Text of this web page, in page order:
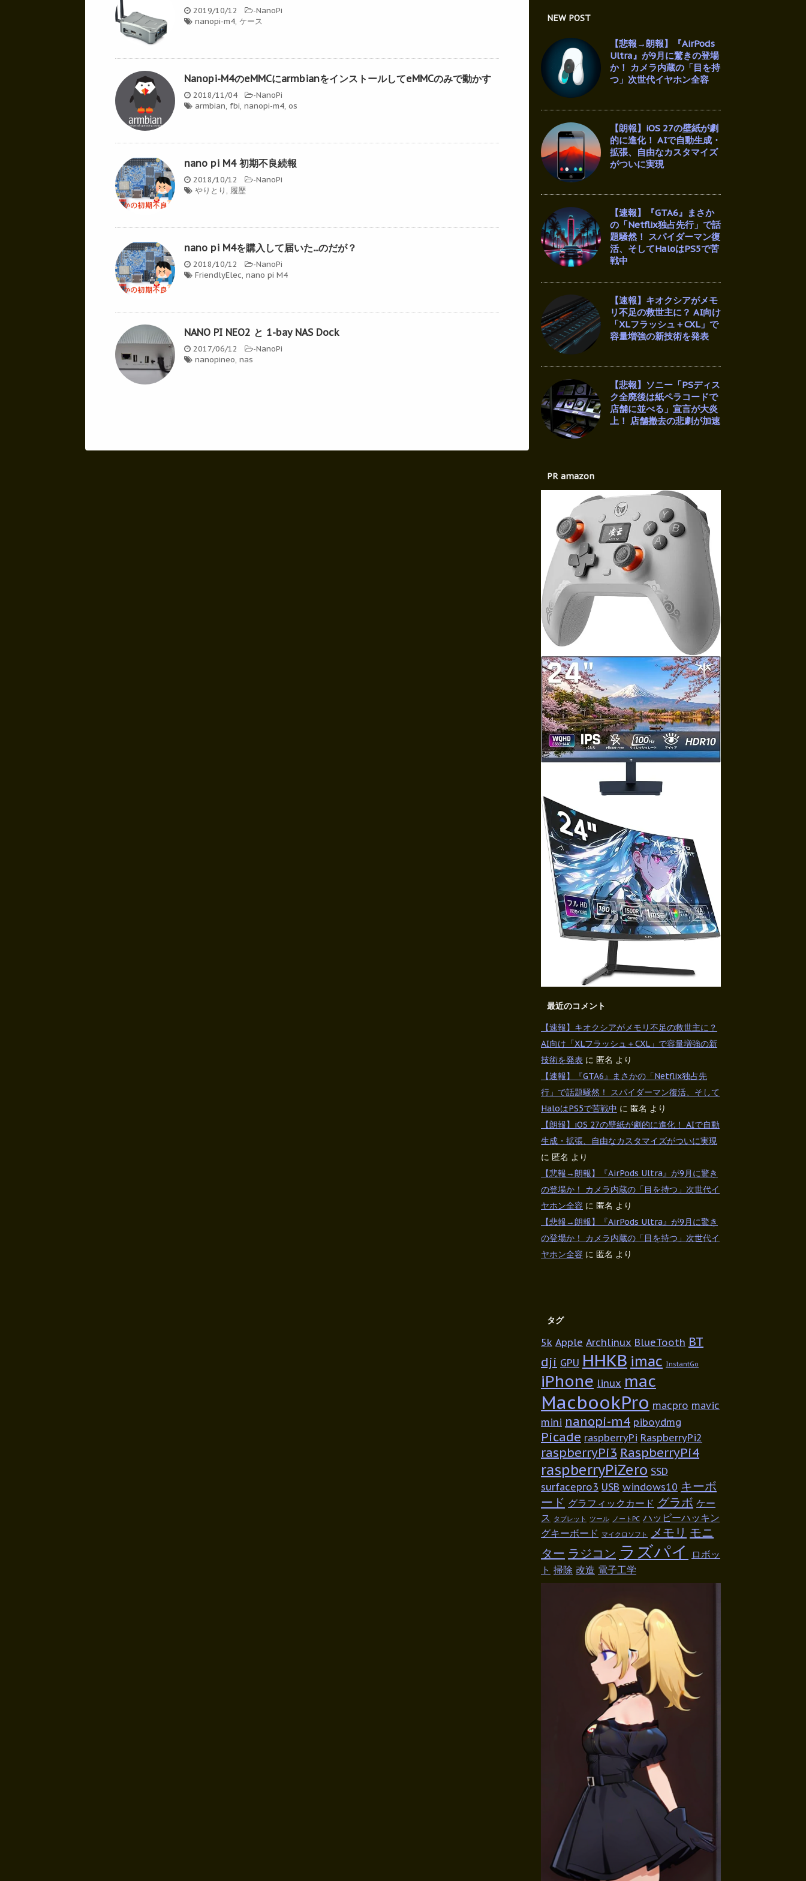
2019/10/12 -NanoPi
nanopi-m4, ケース
Nanopi-M4のeMMCにarmbianをインストールしてeMMCのみで動かす
2018/11/04 -NanoPi
armbian, fbi, nanopi-m4, os
nano pi M4 初期不良続報
2018/10/12 -NanoPi
やりとり , 履歴
nano pi M4を購入して届いた...のだが？
2018/10/12 -NanoPi
FriendlyElec, nano pi M4
NANO PI NEO2 と 1-bay NAS Dock
2017/06/12 -NanoPi
nanopineo, nas
NEW POST
【悲報→朗報】『AirPods
Ultra』が9月に驚きの登場
か！ カメラ内蔵の「目を持
つ」次世代イヤホン全容
【朗報】iOS 27の壁紙が劇
的に進化！ AIで自動生成・
拡張、自由なカスタマイズ
がついに実現
【速報】『GTA6』まさか
の「Netflix独占先行」で話
題騒然！ スパイダーマン復
活、そしてHaloはPS5で苦
戦中
【速報】キオクシアがメモ
リ不足の救世主に？ AI向け
「XLフラッシュ＋CXL」で
容量増強の新技術を発表
【悲報】ソニー「PSディス
ク全廃後は紙ペラコードで
店舗に並べる」宣言が大炎
上！ 店舗撤去の悲劇が加速
PR amazon
最近のコメント
【速報】キオクシアがメモリ不足の救世主に？
AI向け「XLフラッシュ＋CXL」で容量増強の新
技術を発表 に 匿名 より
【速報】『GTA6』まさかの「Netflix独占先
行」で話題騒然！ スパイダーマン復活、そして
HaloはPS5で苦戦中 に 匿名 より
【朗報】iOS 27の壁紙が劇的に進化！ AIで自動
生成・拡張、自由なカスタマイズがついに実現
に 匿名 より
【悲報→朗報】『AirPods Ultra』が9月に驚き
の登場か！ カメラ内蔵の「目を持つ」次世代イ
ヤホン全容 に 匿名 より
【悲報→朗報】『AirPods Ultra』が9月に驚き
の登場か！ カメラ内蔵の「目を持つ」次世代イ
ヤホン全容 に 匿名 より
タグ
5k Apple Archlinux BlueTooth BT
dji GPU HHKB imac InstantGo
iPhone linux mac
MacbookPro macpro mavic
mini nanopi-m4 piboydmg
Picade raspberryPi RaspberryPi2
raspberryPi3 RaspberryPi4
raspberryPiZero SSD
surfacepro3 USB windows10 キーボ
ード グラフィックカード グラボ ケー
ス タブレット ツール ノートPC ハッピーハッキン
グキーボード マイクロソフト メモリ モニ
ター ラジコン ラズパイ
ロボッ
ト 掃除 改造 電子工学